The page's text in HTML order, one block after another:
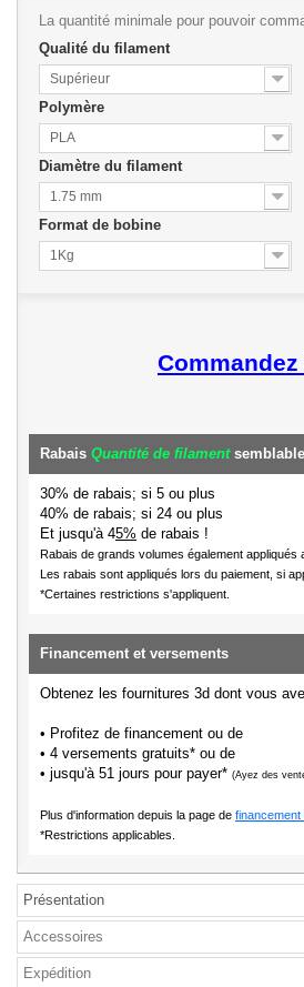
La quantité minimale pour pouvoir
Qualité du filament
Supérieur
Polymère
PLA
Diamètre du filament
1.75 mm
Format de bobine
1Kg
Rabais Quantité de filamentsemblable
30% de rabais; si 5 ou plus
40% de rabais; si 24 ou plus
Et jusqu'à 45% de rabais !
Rabais de grands volumes également appliqués
Les rabais sont appliqués lors du paiement, si
*Certaines restrictions s'appliquent.
Financement et versements
Obtenez les fournitures 3d dont vous
• Profitez de financement ou de
• 4 versements gratuits* ou de
• jusqu'à 51 jours pour payer* (Ayez des
Plus d'information depuis la page de financement
*Restrictions applicables.
Présentation
Accessoires
Expédition